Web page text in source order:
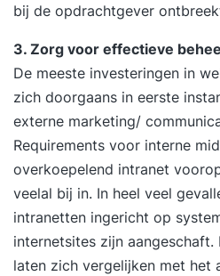
bij de opdrachtgever
3. Zorg voor effectieve
De meeste investeringen in
zich doorgaans in eerste
externe marketing/
Requirements voor interne
overkoepelend intranet
veelal bij in. In heel veel
intranetten ingericht op
internetsites zijn
laten zich vergelijken met het